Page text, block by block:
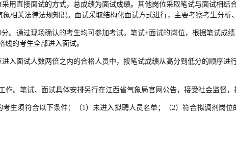
用直接面试的方式，总成绩为面试成绩。其他岗位采取笔试与面试相结
相关法律法规知识。面试采取结构化面试方式进行，主要考察考生分析
。通过现场确认的考生均可参加考试。笔试+面试的岗位，根据笔试成
线的考生全部进入面试。
入面试人数两倍之内的合格人员中，按笔试成绩从高分到低分的顺序
。笔试、面试具体安排另行在江西省气象局官网公告，接受社会监督，
生须符合以下条件：（1）未进入拟聘人员名单；（2）符合拟调剂岗